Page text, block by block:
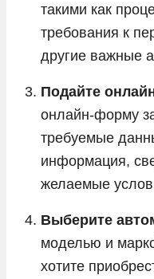
такими как
требования к
другие важные
Подайте
онлайн-форму
требуемые
информация,
желаемые
Выберите
моделью и
хотите